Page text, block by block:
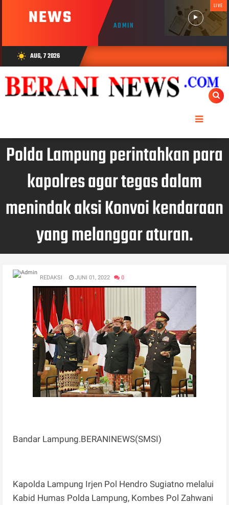
NEWS ADMIN
LIVE
wb_sunny AUG, 7 2026
Polda Lampung perintahkan para
kapolres agar tegas dalam
menindak aksi Konvoi kendaraan
yang melanggar aturan.
REDAKSI JUNI 01, 2022 0
Bandar Lampung.BERANINEWS(SMSI)
Kapolda Lampung Irjen Pol Hendro Sugiatno melalui
Kabid Humas Polda Lampung, Kombes Pol Zahwani